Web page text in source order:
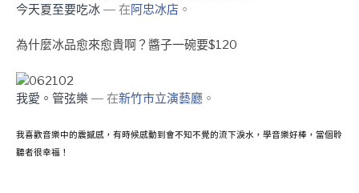
今天夏至要吃冰 — 在阿忠冰店 。
為什麼冰品愈來愈貴啊？醬子一碗要$120
我愛。管弦樂 — 在新竹市立演藝廳 。
我喜歡音樂中的震撼感，有時候感動到會不知不覺的流下淚水，學音樂好棒，當個聆
聽者很幸福！